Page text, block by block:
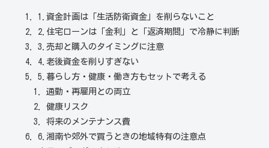
1.資金計画は「生活防衛資金」を削らないこと
2.住宅ローンは「金利」と「返済期間」で冷静に判断
3.売却と購入のタイミングに注意
4.老後資金を削りすぎない
5.暮らし方・健康・働き方もセットで考える
通勤・再雇用との両立
健康リスク
将来のメンテナンス費
6.湘南や郊外で買うときの地域特有の注意点